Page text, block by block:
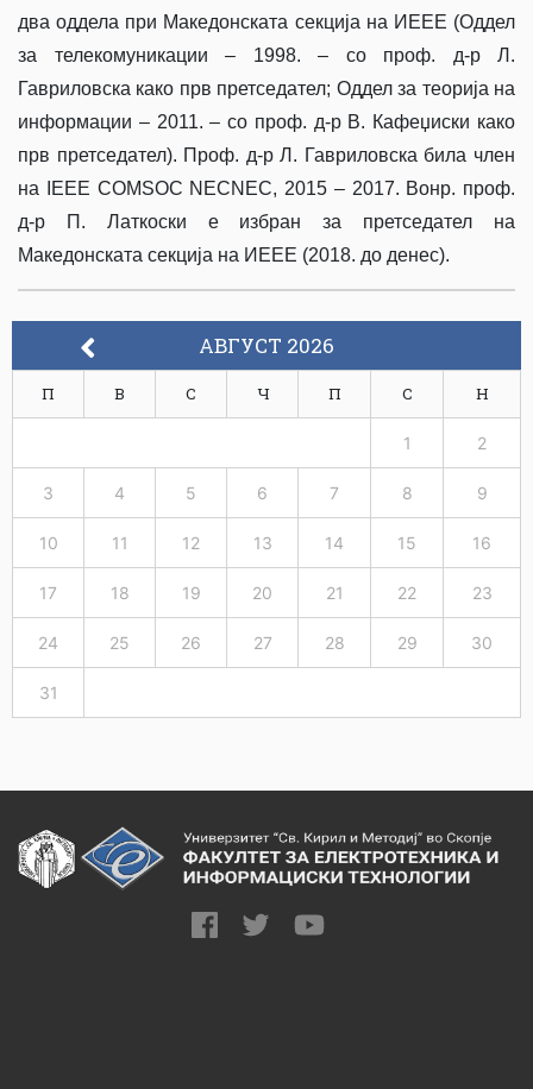
два оддела при Македонската секција на ИЕЕЕ (Оддел
за телекомуникации – 1998. – со проф. д-р Л.
Гавриловска како прв претседател; Оддел за теорија на
информации – 2011. – со проф. д-р В. Кафеџиски како
прв претседател). Проф. д-р Л. Гавриловска била член
на IEEE COMSOC NECNEC, 2015 – 2017. Вонр. проф.
д-р П. Латкоски е избран за претседател на
Македонската секција на ИЕЕЕ (2018. до денес).
АВГУСТ 2026
П В С Ч П С Н
1 2
3 4 5 6 7 8 9
10 11 12 13 14 15 16
17 18 19 20 21 22 23
24 25 26 27 28 29 30
31